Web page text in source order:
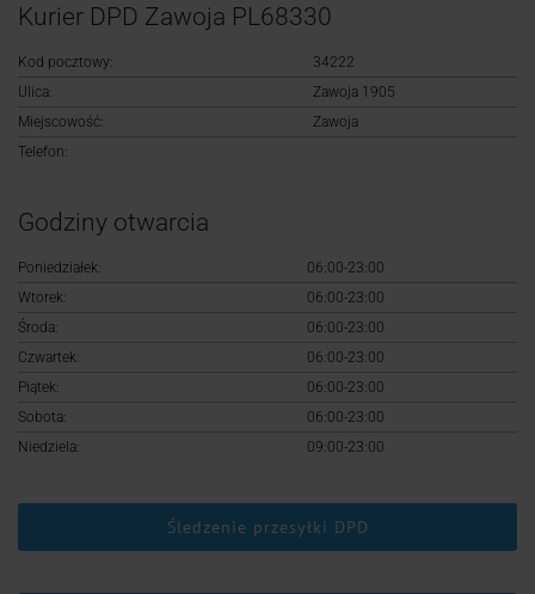
Kurier DPD Zawoja PL68330
Kod pocztowy:
34222
Ulica:
Zawoja 1905
Miejscowość:
Zawoja
Telefon:
Godziny otwarcia
Poniedziałek:
06:00-23:00
Wtorek:
06:00-23:00
Środa:
06:00-23:00
Czwartek:
06:00-23:00
Piątek:
06:00-23:00
Sobota:
06:00-23:00
Niedziela:
09:00-23:00
Śledzenie przesyłki DPD